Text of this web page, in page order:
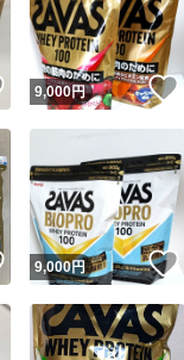
安心取引出品者
取引実績
取引実績◯+
他フリマ実績◯+
スピード&安心発送
※このバッジは実績に基づ
商品画像の無断
1商品
いいね！
9,000円
いいね！
9,000円